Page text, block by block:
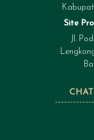
Site
Jl.